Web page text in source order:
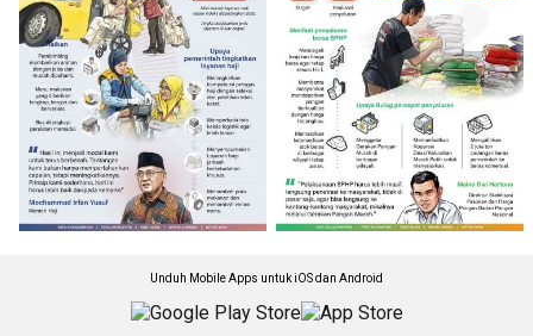
Unduh Mobile Apps untuk iOS dan Android